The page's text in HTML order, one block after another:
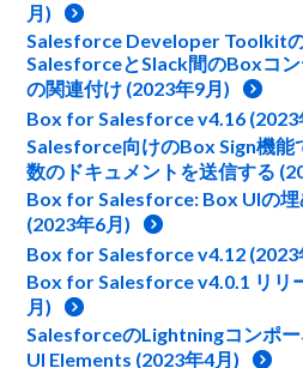
月)
Salesforce Developer Toolkit
SalesforceとSlack間のBoxコ
の関連付け (2023年9月)
Box for Salesforce v4.16 (2023
Salesforce向けのBox Sign機能
数のドキュメントを送信する
Box for Salesforce: Box UIの
(2023年6月)
Box for Salesforce v4.12 (2023
Box for Salesforce v4.0.1 リリ
月)
SalesforceのLightningコンポ
UI Elements (2023年4月)